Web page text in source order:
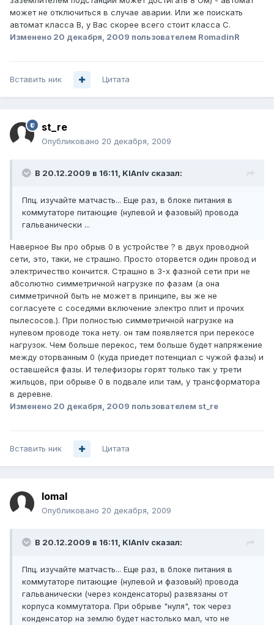
может не отключиться в случае аварии. Или же поискать
автомат класса B, у Вас скорее всего стоит класса C.
Изменено 20 декабря, 2009 пользователем RomadinR
Вставить ник Цитата
st_re
Опубликовано 20 декабря, 2009
В 20.12.2009 в 16:11, KlAnIv сказал:
Ппц. изучайте матчасть... Еще раз, в блоке питания в
коммутаторе питающие (нулевой и фазовый) провода
гальванически ...
Наверное Вы про обрыв 0 в устройстве ? в двух проводной
сети, это, таки, не страшно. Просто оторвется один провод и
электричество кончится. Страшно в 3-х фазной сети при не
абсолютно симметричной нагрузке по фазам (а она
симметричной быть не может в принципе, вы же не
согласуете с соседями включение электро плит и прочих
пылесосов.). При полностью симметричной нагрузке на
нулевом проводе тока нету. он там появляется при перекосе
нагрузок. Чем больше перекос, тем больше будет напряжение
между оторванным 0 (куда приедет потенциал с чужой фазы) и
оставшейся фазы. И телефизоры горят только так у трети
жильцов, при обрыве 0 в подвале или там, у трансформатора
в деревне.
Изменено 20 декабря, 2009 пользователем st_re
Вставить ник Цитата
lomal
Опубликовано 20 декабря, 2009
В 20.12.2009 в 16:11, KlAnIv сказал:
Ппц. изучайте матчасть... Еще раз, в блоке питания в
коммутаторе питающие (нулевой и фазовый) провода
гальванически (через конденсаторы) развязаны от
корпуса коммутатора. При обрыве "нуля", ток через
конденсатор на землю будет настолько мал, что не